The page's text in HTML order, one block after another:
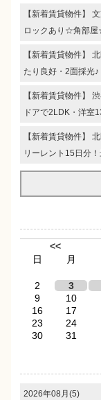
【新着賃貸物件】
ロックあり☆角部
【新着賃貸物件】
たり良好・2面採光♪
【新着賃貸物件】
ドアで2LDK・洋室
【新着賃貸物件】
リーレント15日分
<<
日
月
2
3
9
10
16
17
23
24
30
31
2026年08月(5)